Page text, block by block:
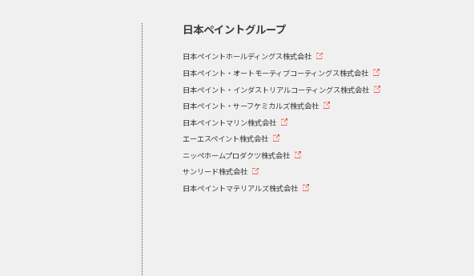
日本ペイントグループ
日本ペイントホールディングス株式会社
日本ペイント・オートモーティブコーティングス株式会社
日本ペイント・インダストリアルコーティングス株式会社
日本ペイント・サーフケミカルズ株式会社
日本ペイントマリン株式会社
エーエスペイント株式会社
ニッペホームプロダクツ株式会社
サンリード株式会社
日本ペイントマテリアルズ株式会社